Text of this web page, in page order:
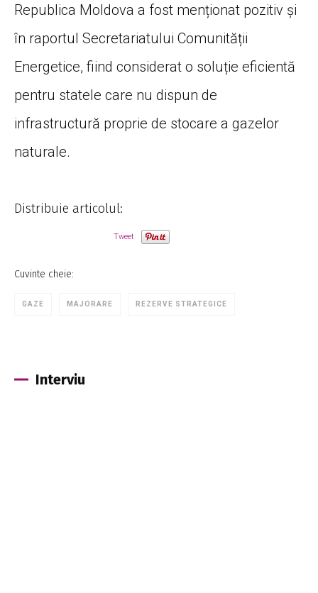
Republica Moldova a fost menționat pozitiv și
în raportul Secretariatului Comunității
Energetice, fiind considerat o soluție eficientă
pentru statele care nu dispun de
infrastructură proprie de stocare a gazelor
naturale.
Distribuie articolul:
Tweet
Cuvinte cheie:
GAZE MAJORARE REZERVE STRATEGICE
Interviu